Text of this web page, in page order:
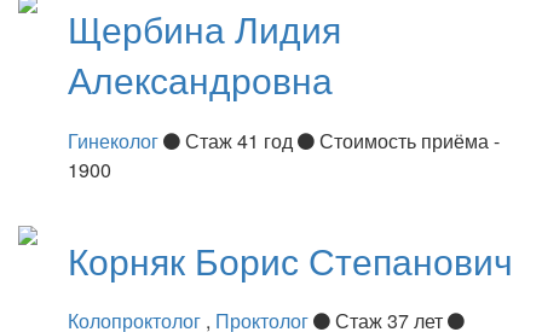
ЩербинаЛидия
Александровна
Гинеколог Стаж 41 год
Стоимость приёма -
1900
Корняк Борис Степанович
Колопроктолог , Проктолог
Стаж 37 лет